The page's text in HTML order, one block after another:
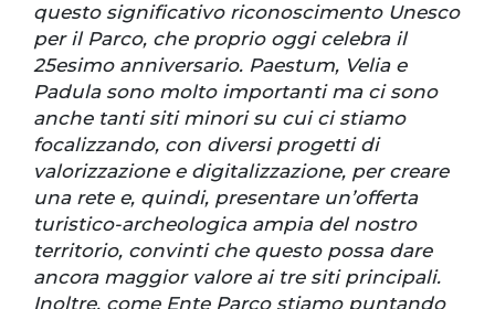
questo significativo riconoscimento Unesco
per il Parco, che proprio oggi celebra il
25esimo anniversario. Paestum, Velia e
Padula sono molto importanti ma ci sono
anche tanti siti minori su cui ci stiamo
focalizzando, con diversi progetti di
valorizzazione e digitalizzazione, per creare
una rete e, quindi, presentare un’offerta
turistico-archeologica ampia del nostro
territorio, convinti che questo possa dare
ancora maggior valore ai tre siti principali.
Inoltre, come Ente Parco stiamo puntando